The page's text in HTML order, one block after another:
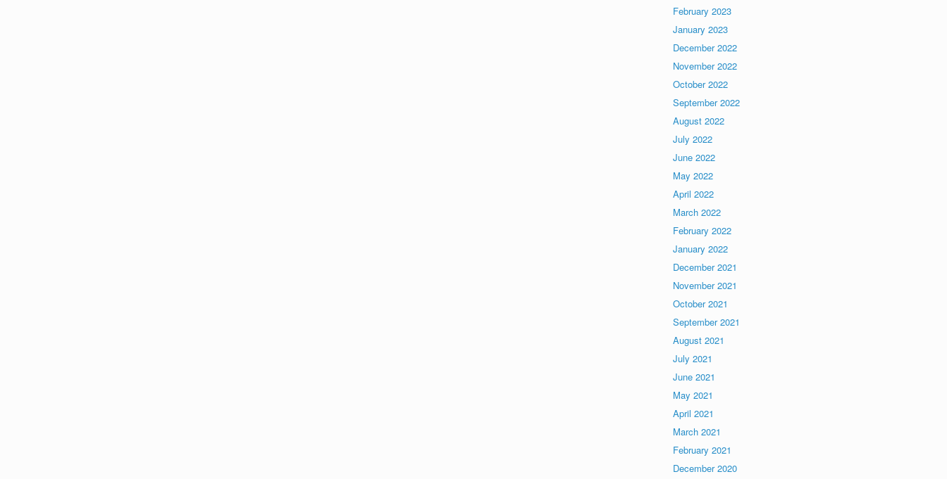
February 2023
January 2023
December 2022
November 2022
October 2022
September 2022
August 2022
July 2022
June 2022
May 2022
April 2022
March 2022
February 2022
January 2022
December 2021
November 2021
October 2021
September 2021
August 2021
July 2021
June 2021
May 2021
April 2021
March 2021
February 2021
December 2020